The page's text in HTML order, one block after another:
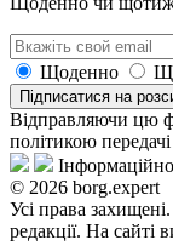
Щоденно
Підписатися на
Відправляючи цю
політикою
© 2026 borg.expert
Усі права
редакції. На сайті